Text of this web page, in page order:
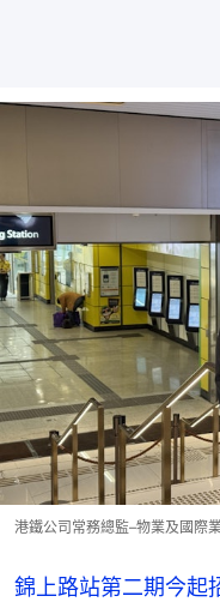
港鐵公司常務總監–物業及國際
錦上路站第二期今